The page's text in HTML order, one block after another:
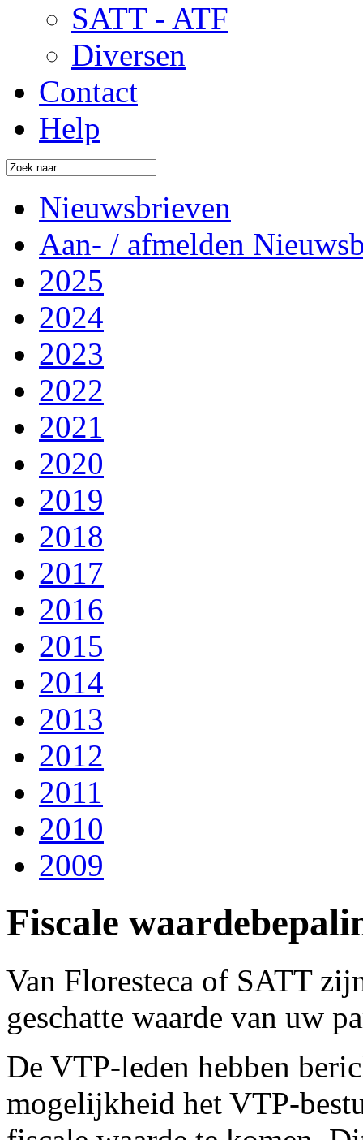
SATT - ATF
Diversen
Contact
Help
Nieuwsbrieven
Aan- / afmelden
2025
2024
2023
2022
2021
2020
2019
2018
2017
2016
2015
2014
2013
2012
2011
2010
2009
Fiscale
Van Floresteca of SATT
geschatte waarde van uw
De VTP-leden hebben
mogelijkheid het VTP-